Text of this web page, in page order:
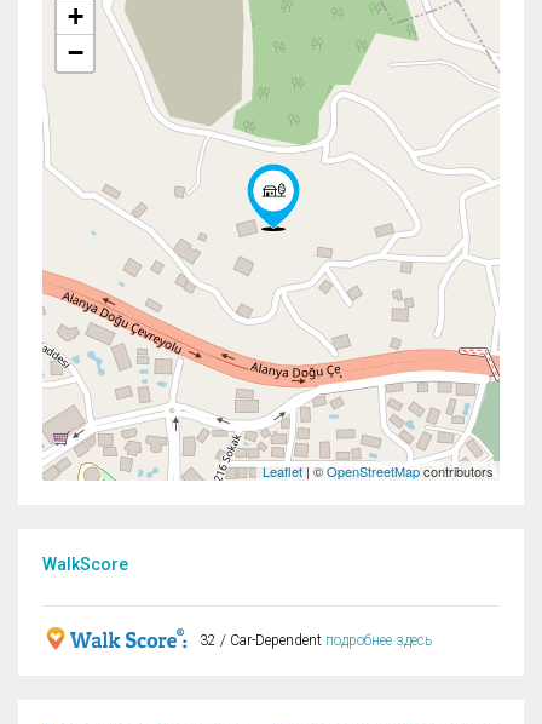
+
−
Leaflet | ©OpenStreetMapcontributors
WalkScore
32 / Car-Dependent подробнее здесь